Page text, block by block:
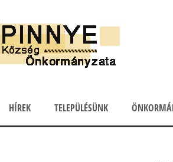
HÍREK TELEPÜLÉSÜNK